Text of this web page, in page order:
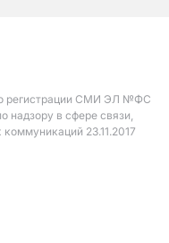
регистрации СМИ ЭЛ №ФС
надзору в сфере связи,
23.11.2017